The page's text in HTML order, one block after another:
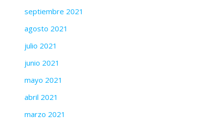
septiembre 2021
agosto 2021
julio 2021
junio 2021
mayo 2021
abril 2021
marzo 2021